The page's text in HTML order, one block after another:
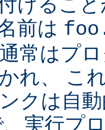
前は
常はプ
れ、 こ
クは自
実行プ